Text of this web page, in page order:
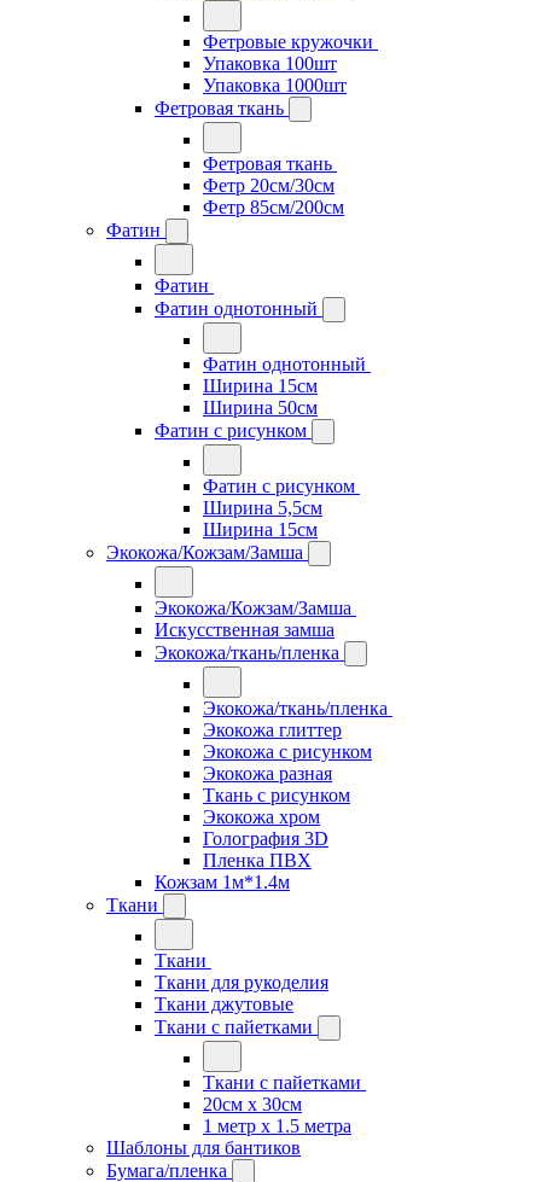
Фетровые кружочки
Упаковка 100шт
Упаковка 1000шт
Фетровая ткань
Фетровая ткань
Фетр 20см/30см
Фетр 85см/200см
Фатин
Фатин
Фатин однотонный
Фатин однотонный
Ширина 15см
Ширина 50см
Фатин с рисунком
Фатин с рисунком
Ширина 5,5см
Ширина 15см
Экокожа/Кожзам/Замша
Экокожа/Кожзам/Замша
Искусственная замша
Экокожа/ткань/пленка
Экокожа/ткань/пленка
Экокожа глиттер
Экокожа с рисунком
Экокожа разная
Ткань с рисунком
Экокожа хром
Голография 3D
Пленка ПВХ
Кожзам 1м*1.4м
Ткани
Ткани
Ткани для рукоделия
Ткани джутовые
Ткани с пайетками
Ткани с пайетками
20см х 30см
1 метр х 1.5 метра
Шаблоны для бантиков
Бумага/пленка